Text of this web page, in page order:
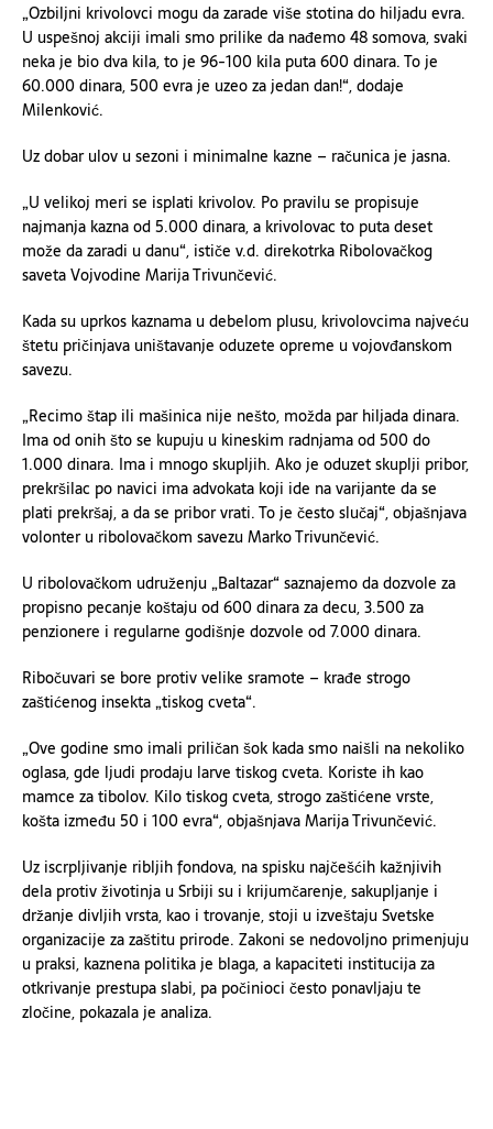
„Ozbiljni krivolovci mogu da zarade više stotina do hiljadu evra.
U uspešnoj akciji imali smo prilike da nađemo 48 somova, svaki
neka je bio dva kila, to je 96-100 kila puta 600 dinara. To je
60.000 dinara, 500 evra je uzeo za jedan dan!“, dodaje
Milenković.
Uz dobar ulov u sezoni i minimalne kazne – računica je jasna.
„U velikoj meri se isplati krivolov. Po pravilu se propisuje
najmanja kazna od 5.000 dinara, a krivolovac to puta deset
može da zaradi u danu“, ističe v.d. direkotrka Ribolovačkog
saveta Vojvodine Marija Trivunčević.
Kada su uprkos kaznama u debelom plusu, krivolovcima najveću
štetu pričinjava uništavanje oduzete opreme u vojovđanskom
savezu.
„Recimo štap ili mašinica nije nešto, možda par hiljada dinara.
Ima od onih što se kupuju u kineskim radnjama od 500 do
1.000 dinara. Ima i mnogo skupljih. Ako je oduzet skuplji pribor,
prekršilac po navici ima advokata koji ide na varijante da se
plati prekršaj, a da se pribor vrati. To je često slučaj“, objašnjava
volonter u ribolovačkom savezu Marko Trivunčević.
U ribolovačkom udruženju „Baltazar“ saznajemo da dozvole za
propisno pecanje koštaju od 600 dinara za decu, 3.500 za
penzionere i regularne godišnje dozvole od 7.000 dinara.
Ribočuvari se bore protiv velike sramote – krađe strogo
zaštićenog insekta „tiskog cveta“.
„Ove godine smo imali priličan šok kada smo naišli na nekoliko
oglasa, gde ljudi prodaju larve tiskog cveta. Koriste ih kao
mamce za tibolov. Kilo tiskog cveta, strogo zaštićene vrste,
košta između 50 i 100 evra“, objašnjava Marija Trivunčević.
Uz iscrpljivanje ribljih fondova, na spisku najčešćih kažnjivih
dela protiv životinja u Srbiji su i krijumčarenje, sakupljanje i
držanje divljih vrsta, kao i trovanje, stoji u izveštaju Svetske
organizacije za zaštitu prirode. Zakoni se nedovoljno primenjuju
u praksi, kaznena politika je blaga, a kapaciteti institucija za
otkrivanje prestupa slabi, pa počinioci često ponavljaju te
zločine, pokazala je analiza.